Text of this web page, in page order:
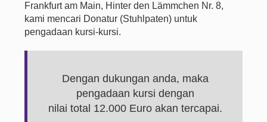
Frankfurt am Main, Hinter den Lämmchen Nr. 8,
kami mencari Donatur (Stuhlpaten) untuk
pengadaan kursi-kursi.
Dengan dukungan anda, maka
pengadaan kursi dengan
nilai total 12.000 Euro akan tercapai.